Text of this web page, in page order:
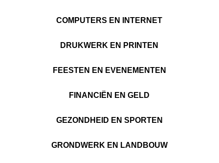
COMPUTERS EN INTERNET
DRUKWERK EN PRINTEN
FEESTEN EN EVENEMENTEN
FINANCIËN EN GELD
GEZONDHEID EN SPORTEN
GRONDWERK EN LANDBOUW